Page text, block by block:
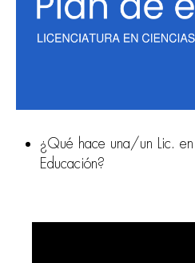
¿Qué hace una/un Lic.
Educación?